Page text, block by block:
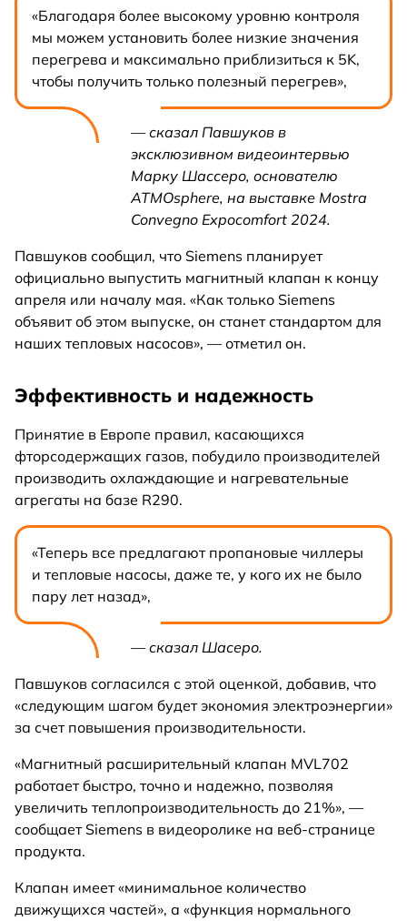
«Благодаря более высокому уровню контроля
мы можем установить более низкие значения
перегрева и максимально приблизиться к 5K,
чтобы получить только полезный перегрев»,
— сказал Павшуков в
эксклюзивном видеоинтервью
Марку Шассеро, основателю
ATMOsphere, на выставке Mostra
Convegno Expocomfort 2024.
Павшуков сообщил, что Siemens планирует
официально выпустить магнитный клапан к концу
апреля или началу мая. «Как только Siemens
объявит об этом выпуске, он станет стандартом для
наших тепловых насосов», — отметил он.
Эффективность и надежность
Принятие в Европе правил, касающихся
фторсодержащих газов, побудило производителей
производить охлаждающие и нагревательные
агрегаты на базе R290.
«Теперь все предлагают пропановые чиллеры
и тепловые насосы, даже те, у кого их не было
пару лет назад»,
— сказал Шасеро.
Павшуков согласился с этой оценкой, добавив, что
«следующим шагом будет экономия электроэнергии»
за счет повышения производительности.
«Магнитный расширительный клапан MVL702
работает быстро, точно и надежно, позволяя
увеличить теплопроизводительность до 21%», —
сообщает Siemens в видеоролике на веб-странице
продукта.
Клапан имеет «минимальное количество
движущихся частей», а «функция нормального